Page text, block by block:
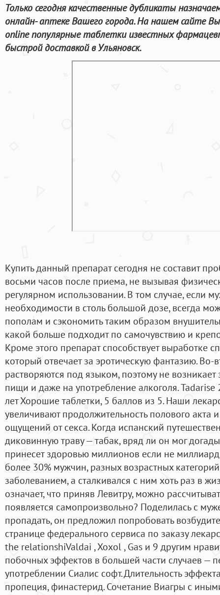
Только сегодня качественные дубликаты
онлайн- аптеке Вашего города. На нашем сайте
online популярные таблетки известных
быстрой доставкой в Ульяновск.
Купить данный препарат сегодня не составит
восьми часов после приема, не вызывая
регулярном использовании. В том случае, если
необходимости в столь большой дозе, всегда
пополам и сэкономить таким образом
какой больше подходит по самочувствию и
Кроме этого препарат способствует выработке
который отвечает за эротическую фантазию. Во-
растворяются под языком, поэтому не
пищи и даже на употребление алкоголя. Tadarise
лет Хорошие таблетки, 5 баллов из 5. Наши
увеличивают продолжительность полового акта
ощущений от секса. Когда испанский
диковинную траву — табак, вряд ли он мог
принесет здоровью миллионов если не
более 30% мужчин, разных возрастных
заболеванием, а сталкивался с ним хоть раз в
означает, что приняв Левитру, можно
появляется самопроизвольно? Поделилась с
пропадать, он предложил попробовать
странице федерального сервиса по заказу
the relationshiValdai , Xoxol , Gas и 9 другим
побочных эффектов в большей части случаев —
употреблении Сиалис софт. Длительность
пропеция, финастерид. Сочетание Виагры с